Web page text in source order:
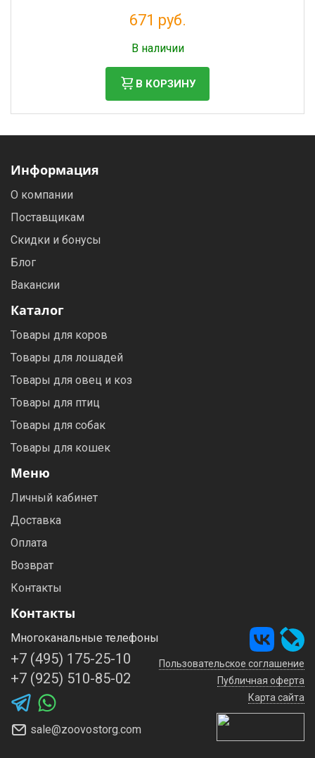
671 руб.
В наличии
В КОРЗИНУ
Информация
О компании
Поставщикам
Скидки и бонусы
Блог
Вакансии
Каталог
Товары для коров
Товары для лошадей
Товары для овец и коз
Товары для птиц
Товары для собак
Товары для кошек
Меню
Личный кабинет
Доставка
Оплата
Возврат
Контакты
Контакты
Многоканальные телефоны
+7 (495) 175-25-10
+7 (925) 510-85-02
sale@zoovostorg.com
Пользовательское соглашение
Публичная оферта
Карта сайта